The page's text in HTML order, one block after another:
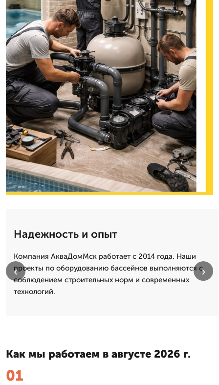
Надежность и опыт
Компания АкваДомМск работает с 2014 года. Наши
проекты по оборудованию бассейнов выполняются с
соблюдением строительных норм и современных
технологий.
‹ ›
Как мы работаем в августе 2026 г.
01